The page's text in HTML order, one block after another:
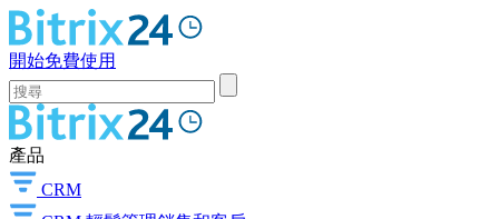
開始免費使用
產品
CRM